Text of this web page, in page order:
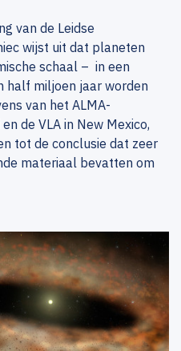
van de Leidse
wijst uit dat planeten
schaal – in een
half miljoen jaar worden
van het ALMA-
de VLA in New Mexico,
tot de conclusie dat zeer
materiaal bevatten om